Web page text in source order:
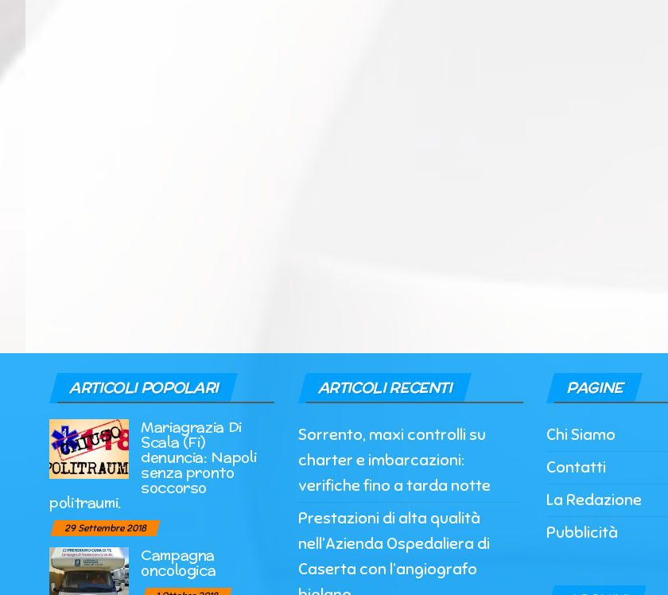
ARTICOLI POPOLARI
Mariagrazia Di
Scala (Fi)
denuncia: Napoli
senza pronto
soccorso
politraumi.
29 Settembre 2018
Campagna
oncologica
ARTICOLI RECENTI
Sorrento, maxi controlli su
charter e imbarcazioni:
verifiche fino a tarda notte
Prestazioni di alta qualità
nell’Azienda Ospedaliera di
Caserta con l’angiografo
PAGINE
Chi Siamo
Contatti
La Redazione
Pubblicità